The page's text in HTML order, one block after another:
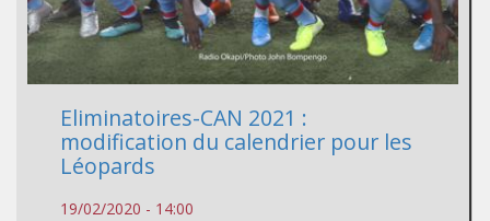
Eliminatoires-CAN 2021 :
modification du calendrier pour les
Léopards
19/02/2020 - 14:00